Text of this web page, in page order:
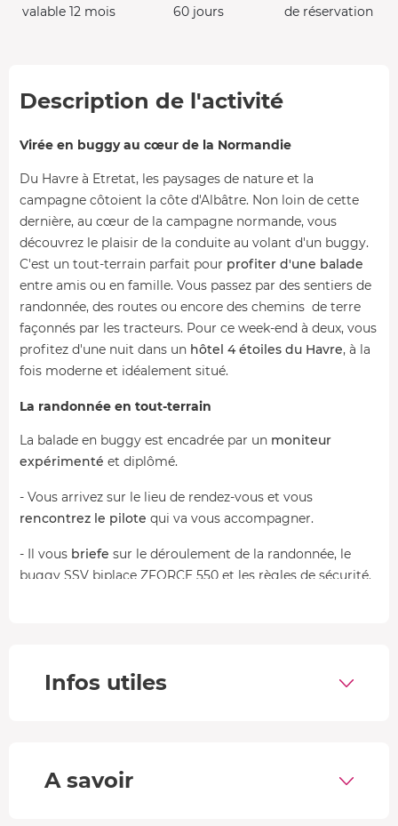
valable 12 mois
60 jours
de réservation
Description de l'activité
Virée en buggy au cœur de la Normandie
Du Havre à Etretat, les paysages de nature et la
campagne côtoient la côte d'Albâtre. Non loin de cette
dernière, au cœur de la campagne normande, vous
découvrez le plaisir de la conduite au volant d'un buggy.
C'est un tout-terrain parfait pour profiter d'une balade
entre amis ou en famille. Vous passez par des sentiers de
randonnée, des routes ou encore des chemins de terre
façonnés par les tracteurs. Pour ce week-end à deux, vous
profitez d'une nuit dans un hôtel 4 étoiles du Havre, à la
fois moderne et idéalement situé.
La randonnée en tout-terrain
La balade en buggy est encadrée par un moniteur
expérimenté et diplômé.
- Vous arrivez sur le lieu de rendez-vous et vous
rencontrez le pilote qui va vous accompagner.
- Il vous briefe sur le déroulement de la randonnée, le
buggy SSV biplace ZFORCE 550 et les règles de sécurité.
terrain, à travers les sentiers de Normandie. Vous passez
Description de l'hôtel
Infos utiles
A savoir